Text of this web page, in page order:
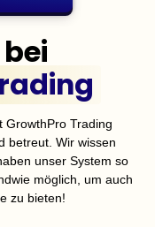
GrowthPro Trading
betreut. Wir wissen
unser System so
möglich, um auch
zu bieten!